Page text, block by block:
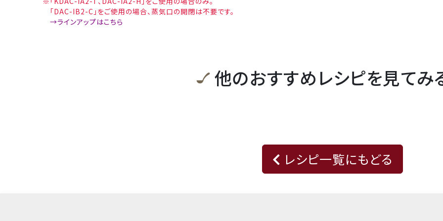
「DAC-IB2-C」をご使用の場合、蒸気口の開閉は不要です。
→ラインアップはこちら
他のおすすめレシピを見てみ
レシピ一覧にもどる